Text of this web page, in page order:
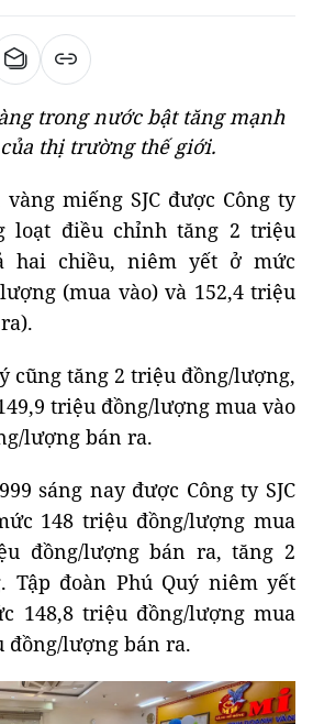
trong nước bật tăng mạnh
thị trường thế giới.
miếng SJC được Công ty
loạt điều chỉnh tăng 2 triệu
hai chiều, niêm yết ở mức
(mua vào) và 152,4 triệu
cũng tăng 2 triệu đồng/lượng,
triệu đồng/lượng mua vào
lượng bán ra.
sáng nay được Công ty SJC
148 triệu đồng/lượng mua
đồng/lượng bán ra, tăng 2
Tập đoàn Phú Quý niêm yết
148,8 triệu đồng/lượng mua
đồng/lượng bán ra.